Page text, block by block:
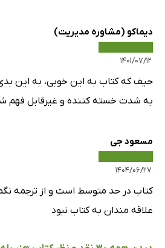
دیماکو (مشاوره مدیریت)
۱۴۰۱/۰۷/۱۲
حیف که کتاب به این خوبی، به این
به شدت خسته کننده و غیرقابل فهم
مسعود جی
۱۴۰۴/۰۶/۲۷
کتاب در حد متوسط است و از ترجمه
علاقه مندان به کتاب نبود